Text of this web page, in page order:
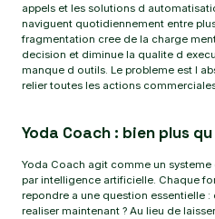
appels et les solutions d
naviguent quotidiennement entre
fragmentation cree de la charge
decision et diminue la qualite d
manque d outils. Le probleme est l
relier toutes les actions
Yoda Coach : bien plus
Yoda Coach agit comme un
par intelligence artificielle. Chaque
repondre a une question essentielle
realiser maintenant ? Au lieu de